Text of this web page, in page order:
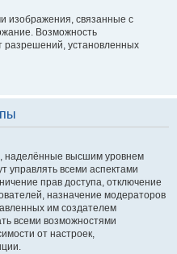
изображения, связанные с
Возможность
разрешений, установленных
наделённые высшим уровнем
управлять всеми аспектами
прав доступа, отключение
назначение модераторов
им создателем
всеми возможностями
от настроек,